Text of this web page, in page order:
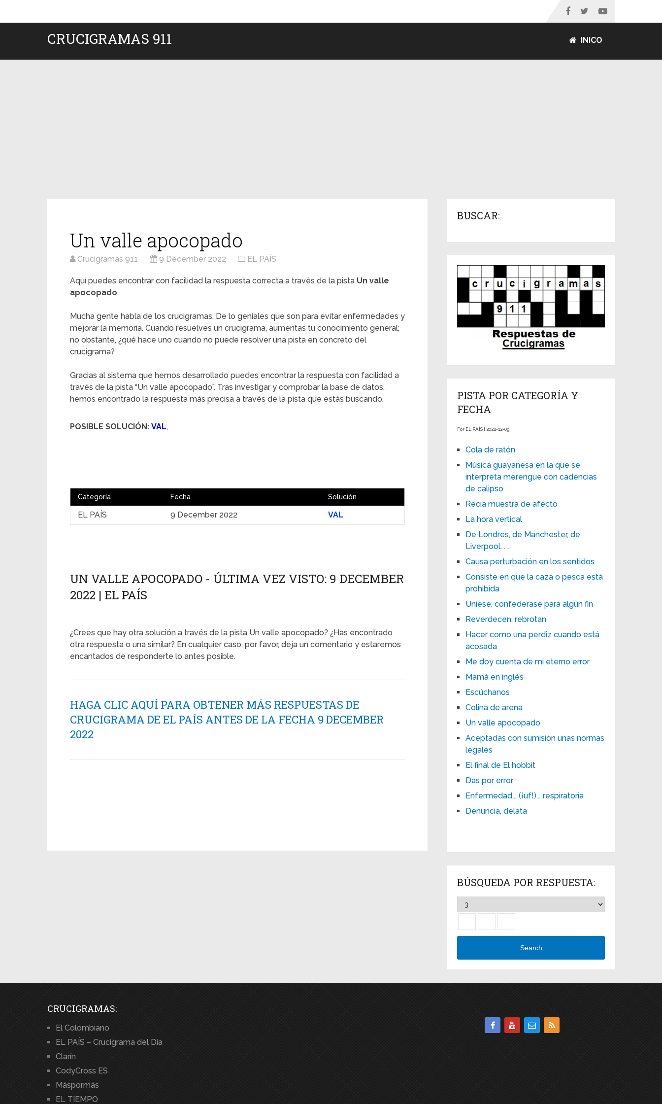
CRUCIGRAMAS 911 INICO
Un valle apocopado
Crucigramas 911 9 December 2022 EL PAÍS
Aquí puedes encontrar con facilidad la respuesta correcta a través de la pista Un valle
apocopado.
Mucha gente habla de los crucigramas. De lo geniales que son para evitar enfermedades y
mejorar la memoria. Cuando resuelves un crucigrama, aumentas tu conocimiento general;
no obstante, ¿qué hace uno cuando no puede resolver una pista en concreto del
crucigrama?
Gracias al sistema que hemos desarrollado puedes encontrar la respuesta con facilidad a
través de la pista “Un valle apocopado”. Tras investigar y comprobar la base de datos,
hemos encontrado la respuesta más precisa a través de la pista que estás buscando.
POSIBLE SOLUCIÓN: VAL,
Categoría Fecha Solución
EL PAÍS 9 December 2022 VAL
UN VALLE APOCOPADO - ÚLTIMA VEZ VISTO: 9 DECEMBER
2022 | EL PAÍS
¿Crees que hay otra solución a través de la pista Un valle apocopado? ¿Has encontrado
otra respuesta o una similar? En cualquier caso, por favor, deja un comentario y estaremos
encantados de responderte lo antes posible.
HAGA CLIC AQUÍ PARA OBTENER MÁS RESPUESTAS DE
CRUCIGRAMA DE EL PAÍS ANTES DE LA FECHA 9 DECEMBER
2022
BUSCAR:
PISTA POR CATEGORÍA Y
FECHA
For EL PAÍS | 2022-12-09
Cola de ratón
Música guayanesa en la que se
interpreta merengue con cadencias
de calipso
Recia muestra de afecto
La hora vertical
De Londres, de Manchester, de
Liverpool. . .
Causa perturbación en los sentidos
Consiste en que la caza o pesca está
prohibida
Uniese, confederase para algún fin
Reverdecen, rebrotan
Hacer como una perdiz cuando está
acosada
Me doy cuenta de mi eterno error
Mamá en inglés
Escúchanos
Colina de arena
Un valle apocopado
Aceptadas con sumisión unas normas
legales
El final de El hobbit
Das por error
Enfermedad... (¡uf!)... respiratoria
Denuncia, delata
BÚSQUEDA POR RESPUESTA:
Search
CRUCIGRAMAS:
El Colombiano
EL PAÍS – Crucigrama del Día
Clarín
CodyCross ES
Máspormás
EL TIEMPO